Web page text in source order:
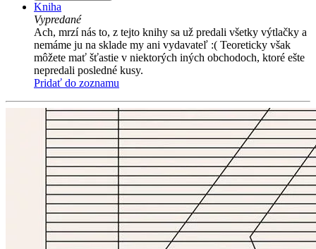
Kniha
Vypredané
Ach, mrzí nás to, z tejto knihy sa už predali všetky výtlačky a
nemáme ju na sklade my ani vydavateľ :( Teoreticky však
môžete mať šťastie v niektorých iných obchodoch, ktoré ešte
nepredali posledné kusy.
Pridať do zoznamu